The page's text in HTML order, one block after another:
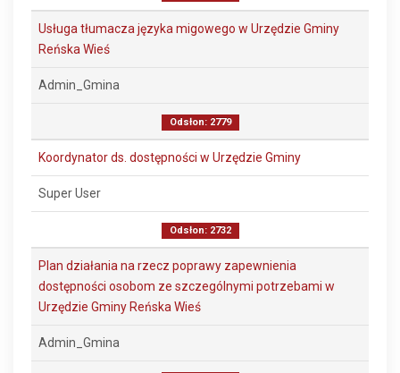
Usługa tłumacza języka migowego w Urzędzie Gminy
Reńska Wieś
Admin_Gmina
Odsłon: 2779
Koordynator ds. dostępności w Urzędzie Gminy
Super User
Odsłon: 2732
Plan działania na rzecz poprawy zapewnienia
dostępności osobom ze szczególnymi potrzebami w
Urzędzie Gminy Reńska Wieś
Admin_Gmina